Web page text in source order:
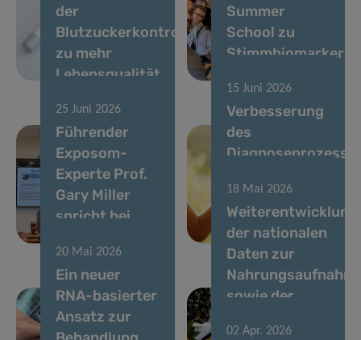
der
Blutzuckerkontrolle
zu mehr
Lebensqualität
Summer
School zu
Stimmbiomarkern
25 Juni 2026
Führender
Exposom-
Experte Prof.
Gary Miller
spricht bei
15 Juni 2026
Verbesserung
des
seltenen
Krankheiten in
Luxemburg
20 Mai 2026
Ein neuer
RNA-basierter
Ansatz zur
18 Mai 2026
Weiterentwicklung
der nationalen
Daten zur
sowie der
02 Apr. 2026